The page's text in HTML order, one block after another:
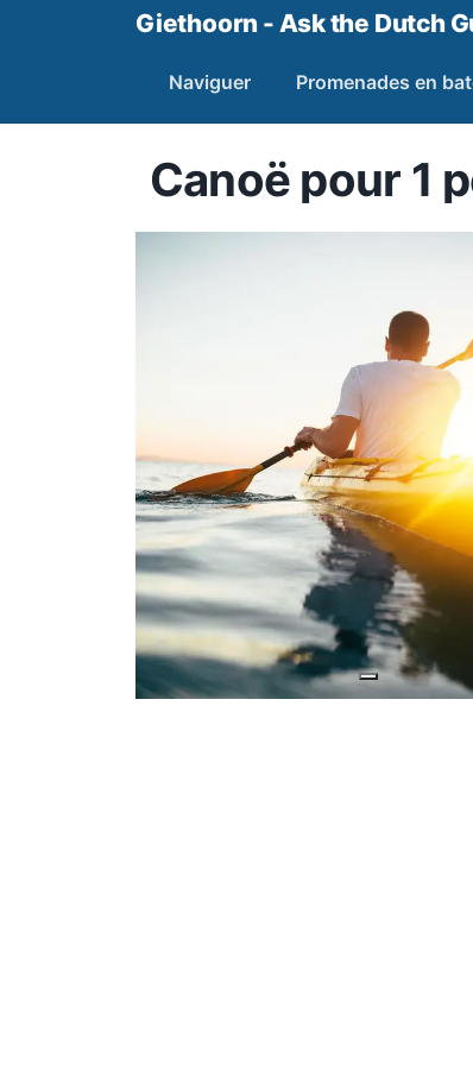
Giethoorn - Ask the Dutch
Naviguer Promenades en
Canoë pour 1